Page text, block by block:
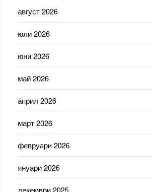
август 2026
юли 2026
юни 2026
май 2026
април 2026
март 2026
февруари 2026
януари 2026
декември 2025